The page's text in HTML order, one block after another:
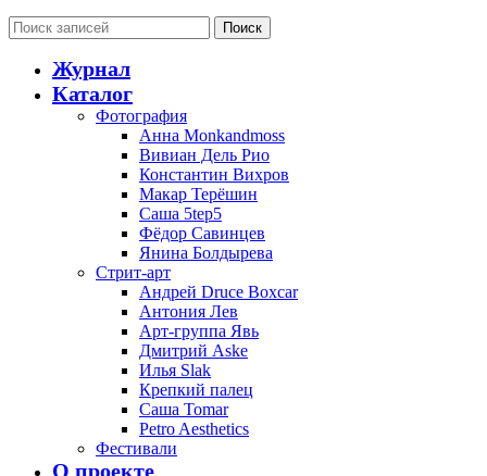
Поиск
Журнал
Каталог
Фотография
Анна Monkandmoss
Вивиан Дель Рио
Константин Вихров
Макар Терёшин
Саша 5tep5
Фёдор Савинцев
Янина Болдырева
Стрит-арт
Андрей Druce Boxcar
Антония Лев
Арт-группа Явь
Дмитрий Aske
Илья Slak
Крепкий палец
Саша Tomar
Petro Aesthetics
Фестивали
О проекте